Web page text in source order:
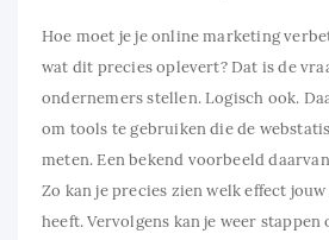
Hoe moet je je online marketing
wat dit precies oplevert? Dat is de
ondernemers stellen. Logisch ook.
om tools te gebruiken die de
meten. Een bekend voorbeeld
Zo kan je precies zien welk effect
heeft. Vervolgens kan je weer